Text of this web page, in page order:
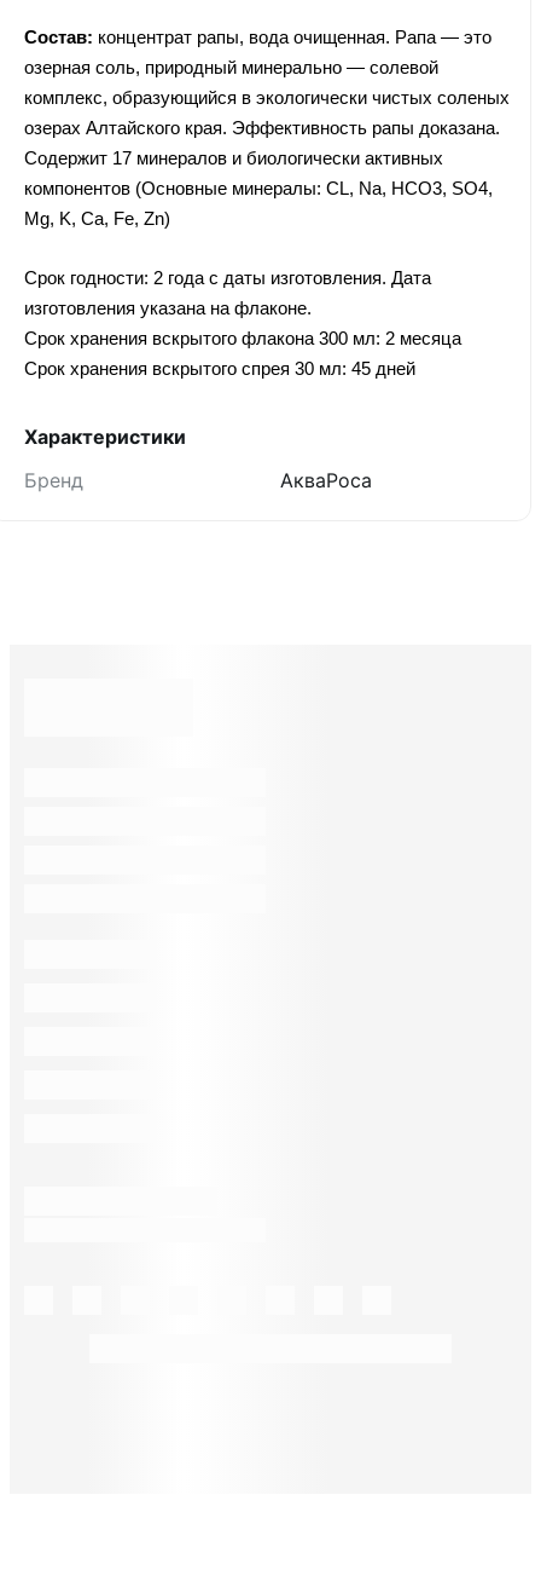
Состав: концентрат рапы, вода очищенная. Рапа — это
озерная соль, природный минерально — солевой
комплекс, образующийся в экологически чистых соленых
озерах Алтайского края. Эффективность рапы доказана.
Содержит 17 минералов и биологически активных
компонентов (Основные минералы: CL, Na, HCO3, SO4,
Mg, K, Ca, Fe, Zn)
Срок годности: 2 года с даты изготовления. Дата
изготовления указана на флаконе.
Срок хранения вскрытого флакона 300 мл: 2 месяца
Срок хранения вскрытого спрея 30 мл: 45 дней
Характеристики
Бренд
АкваРоса